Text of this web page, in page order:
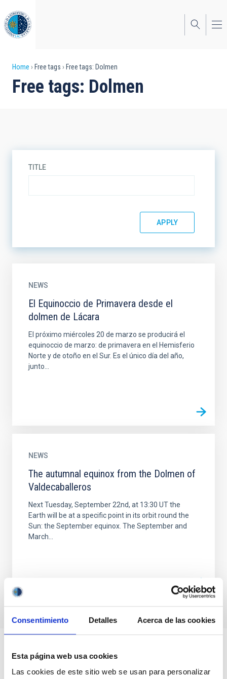
Consentimiento Detalles Acerca de las cookies
Esta página web usa cookies
Las cookies de este sitio web se usan para personalizar
to
main
content
Breadcrumb
Home Free tags Free tags: Dolmen
Free tags: Dolmen
TITLE
NEWS
El Equinoccio de Primavera desde el
dolmen de Lácara
El próximo miércoles 20 de marzo se producirá el
equinoccio de marzo: de primavera en el Hemisferio
Norte y de otoño en el Sur. Es el único día del año,
junto...
NEWS
The autumnal equinox from the Dolmen of
Valdecaballeros
Next Tuesday, September 22nd, at 13:30 UT the
Earth will be at a specific point in its orbit round the
Sun: the September equinox. The September and
March...